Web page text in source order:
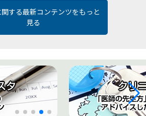
する最新コンテンツをもっと
見る